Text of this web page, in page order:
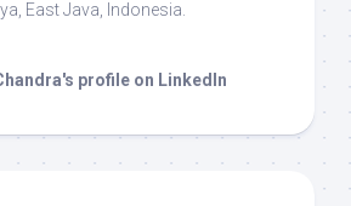
East Java, Indonesia.